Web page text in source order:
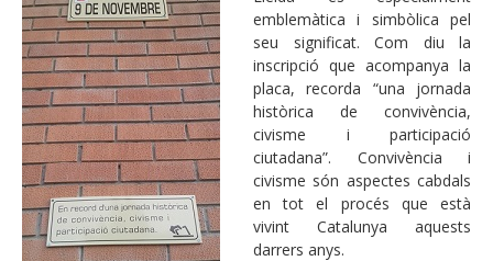
emblemàtica i simbòlica pel
seu significat. Com diu la
inscripció que acompanya la
placa, recorda “una jornada
històrica de convivència,
civisme i participació
ciutadana”. Convivència i
civisme són aspectes cabdals
en tot el procés que està
vivint Catalunya aquests
darrers anys.